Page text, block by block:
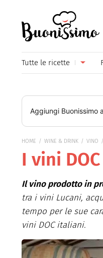
Tutte le ricette
Primi piatti
Secondi piatti
Piatti unici
Formaggi
Frutta
Dolci
Aggiungi Buonissimo
HOME WINE & DRINK VINO
I vini
Il vino prodotto in
tra i vini Lucani,
tempo per le sue
vini DOC italiani.